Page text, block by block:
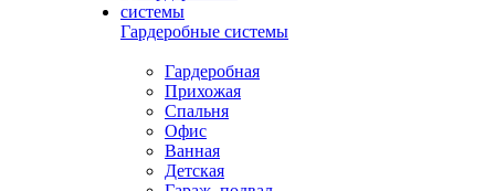
Гардеробные системы
Гардеробная
Прихожая
Спальня
Офис
Ванная
Детская